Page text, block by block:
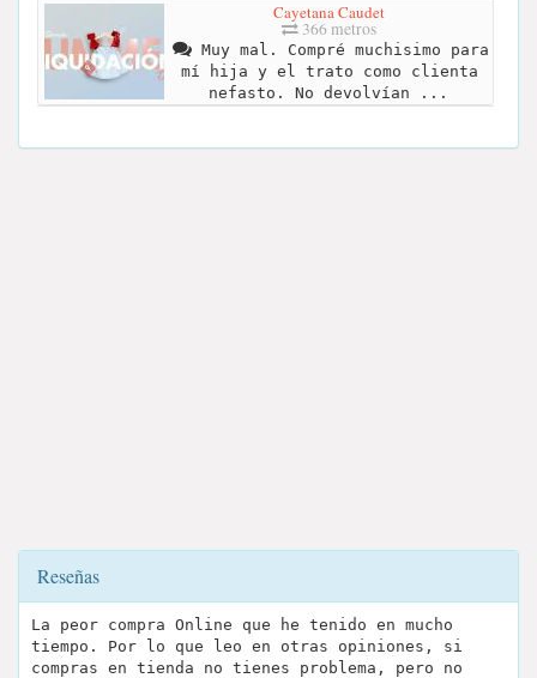
Cayetana Caudet
366 metros
Muy mal. Compré muchisimo para
mí hija y el trato como clienta
nefasto. No devolvían ...
Reseñas
La peor compra Online que he tenido en mucho
tiempo. Por lo que leo en otras opiniones, si
compras en tienda no tienes problema, pero no